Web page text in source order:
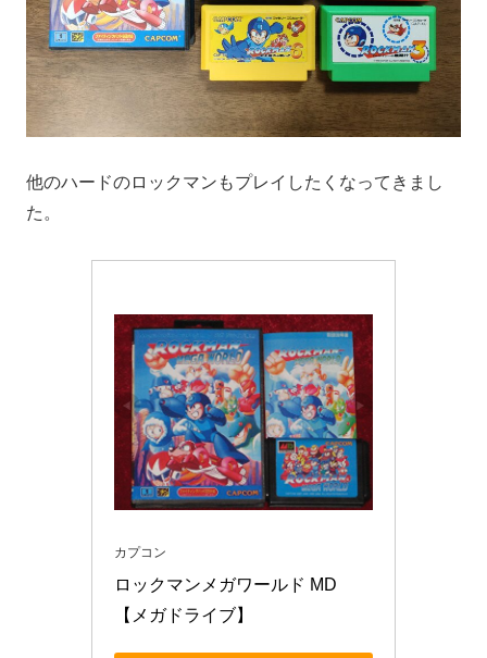
他のハードのロックマンもプレイしたくなってきまし
た。
カプコン
ロックマンメガワールド MD
【メガドライブ】